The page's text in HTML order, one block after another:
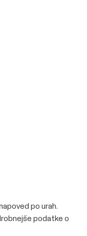
po urah.
podatke o